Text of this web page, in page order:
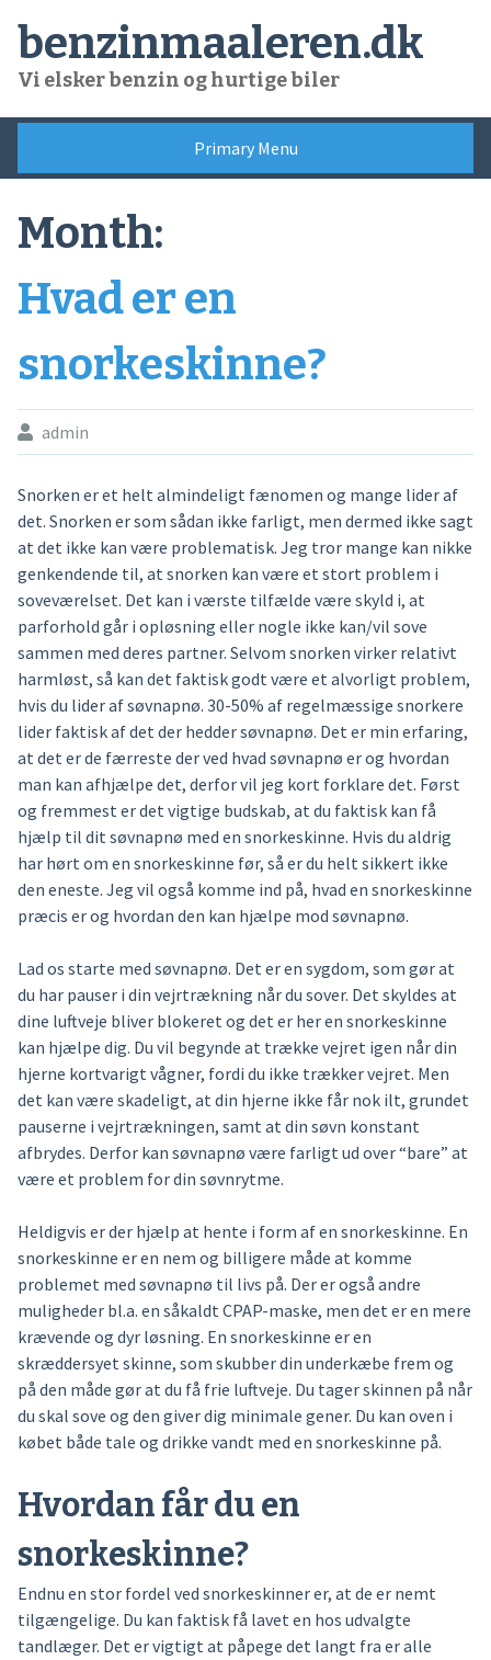
content
benzinmaaleren.dk
Vi elsker benzin og hurtige biler
Primary Menu
Month:
Hvad er en
snorkeskinne?
admin
Snorken er et helt almindeligt fænomen og mange lider af
det. Snorken er som sådan ikke farligt, men dermed ikke sagt
at det ikke kan være problematisk. Jeg tror mange kan nikke
genkendende til, at snorken kan være et stort problem i
soveværelset. Det kan i værste tilfælde være skyld i, at
parforhold går i opløsning eller nogle ikke kan/vil sove
sammen med deres partner. Selvom snorken virker relativt
harmløst, så kan det faktisk godt være et alvorligt problem,
hvis du lider af søvnapnø. 30-50% af regelmæssige snorkere
lider faktisk af det der hedder søvnapnø. Det er min erfaring,
at det er de færreste der ved hvad søvnapnø er og hvordan
man kan afhjælpe det, derfor vil jeg kort forklare det. Først
og fremmest er det vigtige budskab, at du faktisk kan få
hjælp til dit søvnapnø med en snorkeskinne. Hvis du aldrig
har hørt om en snorkeskinne før, så er du helt sikkert ikke
den eneste. Jeg vil også komme ind på, hvad en snorkeskinne
præcis er og hvordan den kan hjælpe mod søvnapnø.
Lad os starte med søvnapnø. Det er en sygdom, som gør at
du har pauser i din vejrtrækning når du sover. Det skyldes at
dine luftveje bliver blokeret og det er her en snorkeskinne
kan hjælpe dig. Du vil begynde at trække vejret igen når din
hjerne kortvarigt vågner, fordi du ikke trækker vejret. Men
det kan være skadeligt, at din hjerne ikke får nok ilt, grundet
pauserne i vejrtrækningen, samt at din søvn konstant
afbrydes. Derfor kan søvnapnø være farligt ud over “bare” at
være et problem for din søvnrytme.
Heldigvis er der hjælp at hente i form af en snorkeskinne. En
snorkeskinne er en nem og billigere måde at komme
problemet med søvnapnø til livs på. Der er også andre
muligheder bl.a. en såkaldt CPAP-maske, men det er en mere
krævende og dyr løsning. En snorkeskinne er en
skræddersyet skinne, som skubber din underkæbe frem og
på den måde gør at du få frie luftveje. Du tager skinnen på når
du skal sove og den giver dig minimale gener. Du kan oven i
købet både tale og drikke vandt med en snorkeskinne på.
Hvordan får du en
snorkeskinne?
Endnu en stor fordel ved snorkeskinner er, at de er nemt
tilgængelige. Du kan faktisk få lavet en hos udvalgte
tandlæger. Det er vigtigt at påpege det langt fra er alle